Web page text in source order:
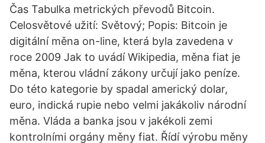
Čas Tabulka metrických převodů Bitcoin.
Celosvětové užití: Světový; Popis: Bitcoin je
digitální měna on-line, která byla zavedena v
roce 2009 Jak to uvádí Wikipedia, měna fiat je
měna, kterou vládní zákony určují jako peníze.
Do této kategorie by spadal americký dolar,
euro, indická rupie nebo velmi jakákoliv národní
měna. Vláda a banka jsou v jakékoli zemi
kontrolními orgány měny fiat. Řídí výrobu měny